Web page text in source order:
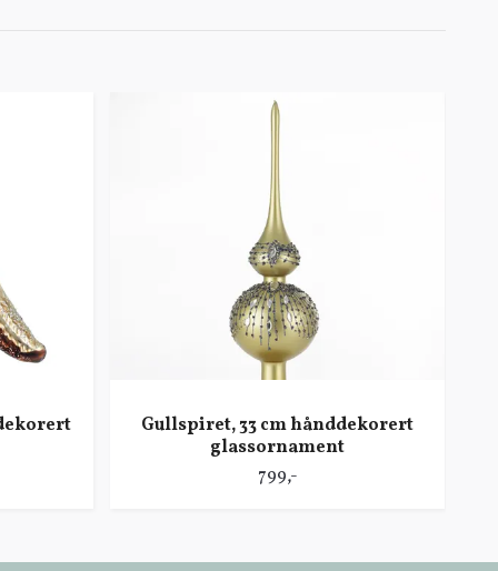
Gullspiret, 33 cm hånddekorert
glassornament
799,-